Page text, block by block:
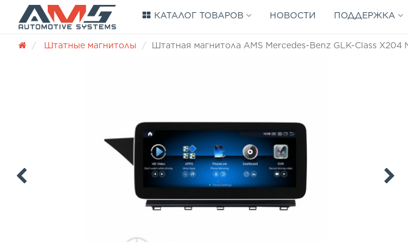
КАТАЛОГ ТОВАРОВ НОВОСТИ ПОДДЕРЖКА
Штатные магнитолы Штатная магнитола AMS Mercedes-Benz GLK-Class X204